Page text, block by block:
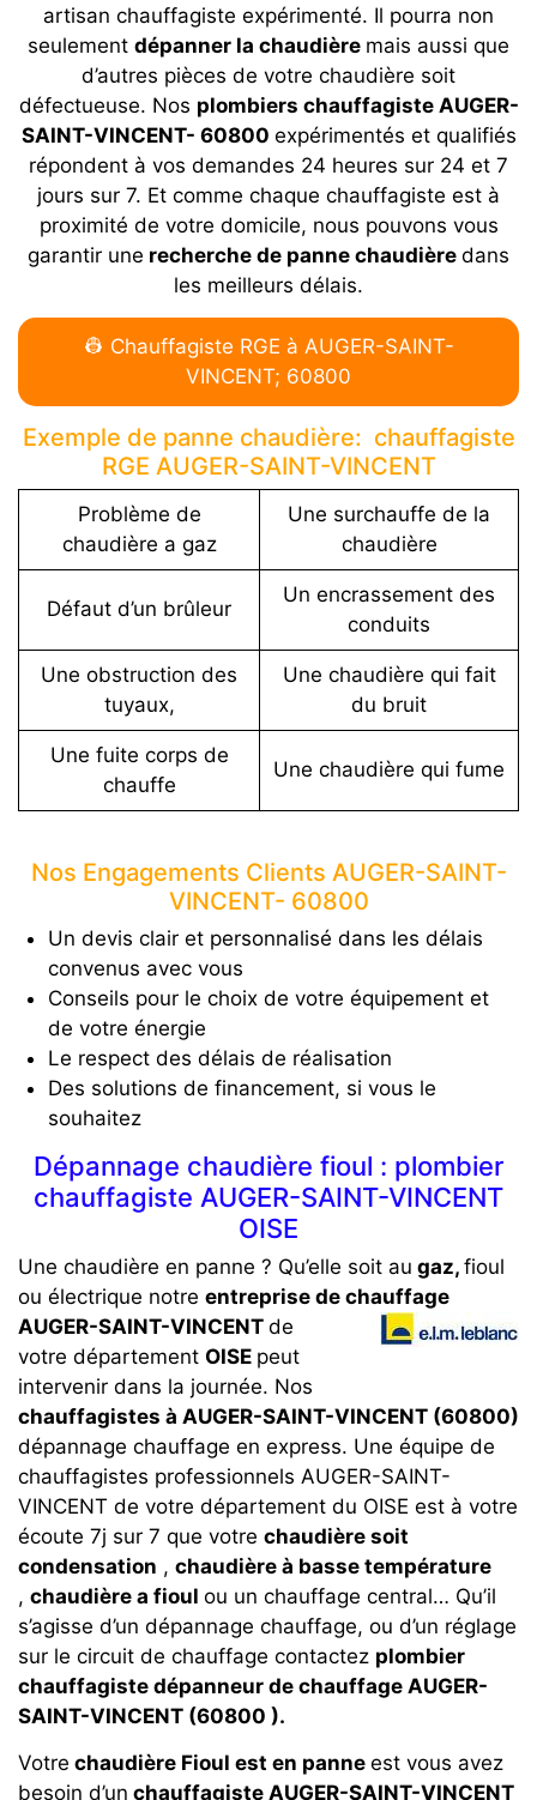
artisan chauffagiste expérimenté. Il pourra non
seulement dépanner la chaudière mais aussi que
d’autres pièces de votre chaudière soit
défectueuse. Nos plombiers chauffagiste AUGER-
SAINT-VINCENT- 60800 expérimentés et qualifiés
répondent à vos demandes 24 heures sur 24 et 7
jours sur 7. Et comme chaque chauffagiste est à
proximité de votre domicile, nous pouvons vous
garantir une recherche de panne chaudière dans
les meilleurs délais.
👷 Chauffagiste RGE à AUGER-SAINT-
VINCENT; 60800
Exemple de panne chaudière: chauffagiste
RGE AUGER-SAINT-VINCENT
Problème de
chaudière a gaz
Une surchauffe de la
chaudière
Défaut d’un brûleur
Un encrassement des
conduits
Une obstruction des
tuyaux,
Une chaudière qui fait
du bruit
Une fuite corps de
chauffe
Une chaudière qui fume
Nos Engagements Clients AUGER-SAINT-
VINCENT- 60800
Un devis clair et personnalisé dans les délais
convenus avec vous
Conseils pour le choix de votre équipement et
de votre énergie
Le respect des délais de réalisation
Des solutions de financement, si vous le
souhaitez
Dépannage chaudière fioul : plombier
chauffagiste AUGER-SAINT-VINCENT
OISE
Une chaudière en panne ? Qu’elle soit au gaz, fioul
ou électrique notre entreprise de chauffage
AUGER-SAINT-VINCENT de
votre département OISE peut
intervenir dans la journée. Nos
chauffagistes à AUGER-SAINT-VINCENT (60800)
dépannage chauffage en express. Une équipe de
chauffagistes professionnels AUGER-SAINT-
VINCENT de votre département du OISE est à votre
écoute 7j sur 7 que votre chaudière soit
condensation , chaudière à basse température
, chaudière a fioul ou un chauffage central… Qu’il
s’agisse d’un dépannage chauffage, ou d’un réglage
sur le circuit de chauffage contactez plombier
chauffagiste dépanneur de chauffage AUGER-
SAINT-VINCENT (60800 ).
Votre chaudière Fioul est en panne est vous avez
besoin d’un chauffagiste AUGER-SAINT-VINCENT